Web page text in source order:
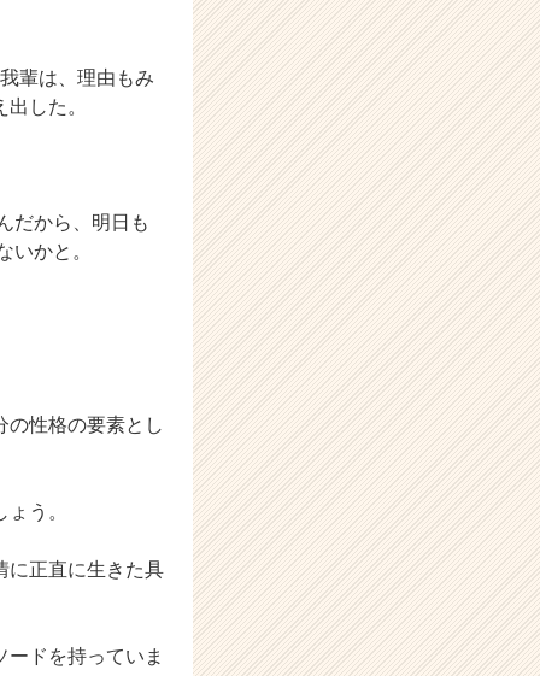
輩は、理由もみ
した。
だから、明日も
いかと。
の性格の要素とし
う。
に正直に生きた具
ドを持っていま